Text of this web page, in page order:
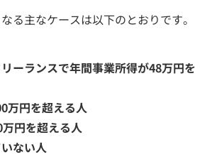
る主なケースは以下のとおりです。
ーランスで年間事業所得が48万円を
万円を超える人
円を超える人
ない人